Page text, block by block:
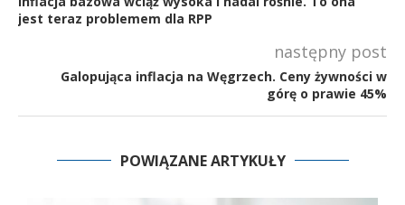
jest teraz problemem dla RPP
następny post
Galopująca inflacja na Węgrzech. Ceny żywności w
górę o prawie 45%
POWIĄZANE ARTYKUŁY